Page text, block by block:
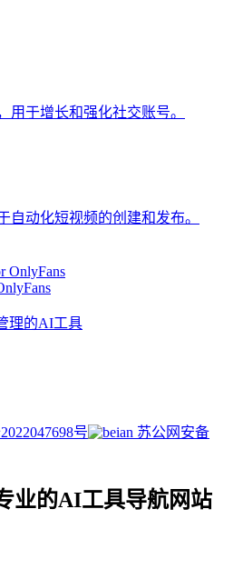
用于增长和强化社交账号。
自动化短视频的创建和发布。
理的AI工具
号
苏公网安备
业的AI工具导航网站